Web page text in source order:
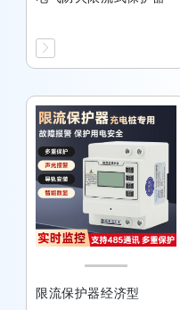
限流保护器经济型